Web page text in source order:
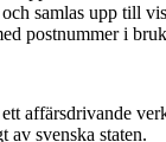
samlas upp till
postnummer i
affärsdrivande
av svenska staten.